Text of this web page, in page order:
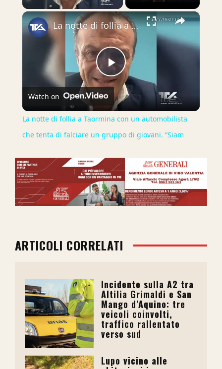
×
Play
Video
La notte di follia a Taormina con un automobilista che tenta di falciare un gruppo di giovani. “Siam
Watch on
La notte di follia a Taormina con un automobilista
che tenta di falciare un gruppo di giovani. “Siam
ARTICOLI CORRELATI
Incidente sulla A2 tra
Altilia Grimaldi e San
Mango d’Aquino: tre
veicoli coinvolti,
traffico rallentato
verso sud
Lupo vicino alle